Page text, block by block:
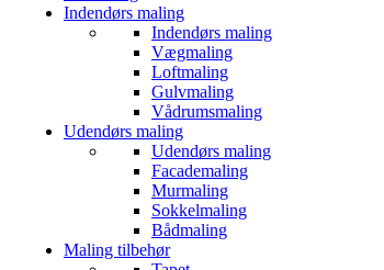
Indendørs maling
Indendørs maling
Vægmaling
Loftmaling
Gulvmaling
Vådrumsmaling
Udendørs maling
Udendørs maling
Facademaling
Murmaling
Sokkelmaling
Bådmaling
Maling tilbehør